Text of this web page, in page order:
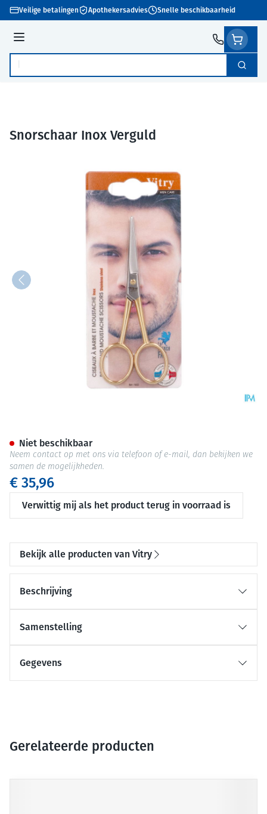
Ga naar de inhoud
Veilige betalingen Apothekersadvies Snelle beschikbaarheid
Menu
Product, merk, categorie... Zoek
Snorschaar Inox Verguld
€ 35,96
Verwittig mij als het product terug in voorraad is
Niet beschikbaar
Neem contact op met ons via telefoon of e-mail, dan bekijken we
samen de mogelijkheden.
Bekijk alle producten van Vitry
Beschrijving
Samenstelling
Gegevens
Gerelateerde producten